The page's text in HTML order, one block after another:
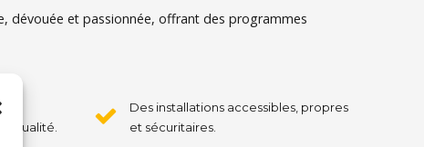
dévouée et passionnée, offrant des programmes
qualité.
Des installations accessibles, propres
et sécuritaires.